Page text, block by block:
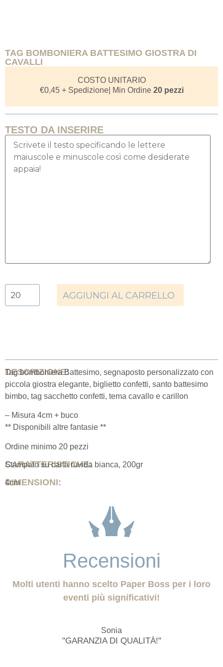
TAG BOMBONIERA BATTESIMO GIOSTRA DI
CAVALLI
COSTO UNITARIO
€0,45+ Spedizione| Min Ordine 20 pezzi
TESTO DA INSERIRE
AGGIUNGI AL CARRELLO
DESCRIZIONE:
Tag bomboniera Battesimo, segnaposto personalizzato con
piccola giostra elegante, biglietto confetti, santo battesimo
bimbo, tag sacchetto confetti, tema cavallo e carillon
– Misura 4cm + buco
** Disponibili altre fantasie **
Ordine minimo 20 pezzi
CARATTERISTICHE:
Stampato su carta ruvida bianca, 200gr
DIMENSIONI:
4cm
Recensioni
Molti utenti hanno scelto Paper Boss per i loro
eventi più significativi!
Sonia
"GARANZIA DI QUALITÀ!"